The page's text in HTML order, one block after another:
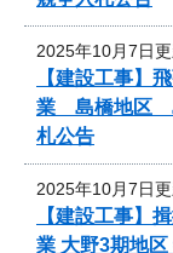
2025年10月7日
【建設工事】
業 島橋地区
札公告
2025年10月7日
【建設工事】
業 大野3期地